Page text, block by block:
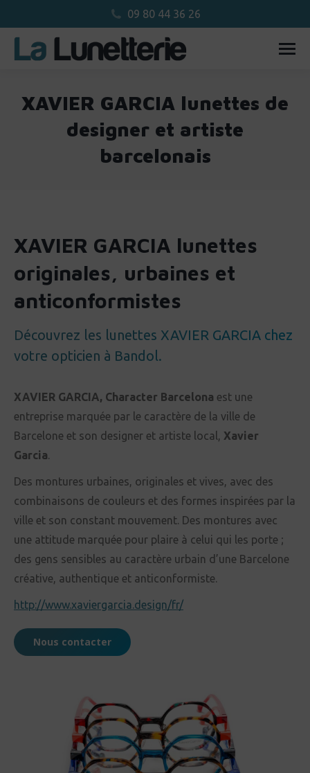
09 80 44 36 26
XAVIER GARCIA lunettes de
designer et artiste
barcelonais
XAVIER GARCIA lunettes
originales, urbaines et
anticonformistes
Découvrez les lunettes XAVIER GARCIA chez
votre opticien à Bandol.
XAVIER GARCIA, Character Barcelona est une
entreprise marquée par le caractère de la ville de
Barcelone et son designer et artiste local, Xavier
Garcia.
Des montures urbaines, originales et vives, avec des
combinaisons de couleurs et des formes inspirées par la
ville et son constant mouvement. Des montures avec
une attitude marquée pour plaire à celui qui les porte ;
des gens sensibles au caractère urbain d’une Barcelone
créative, authentique et anticonformiste.
http://www.xaviergarcia.design/fr/
Nous contacter